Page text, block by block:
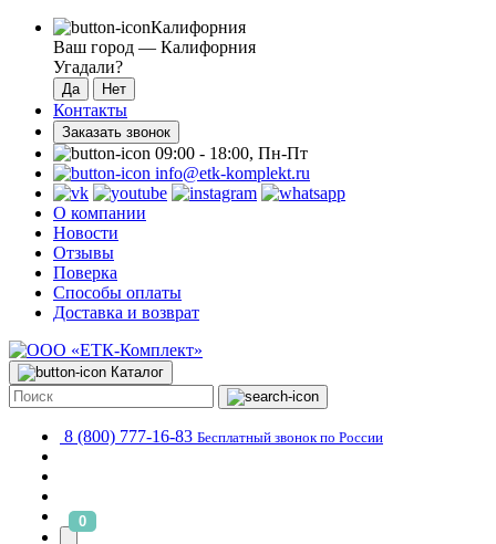
Калифорния
Ваш город — Калифорния
Угадали?
Контакты
Заказать звонок
09:00 - 18:00, Пн-Пт
info@etk-komplekt.ru
О компании
Новости
Отзывы
Поверка
Способы оплаты
Доставка и возврат
Каталог
8 (800) 777-16-83 Бесплатный звонок по России
0